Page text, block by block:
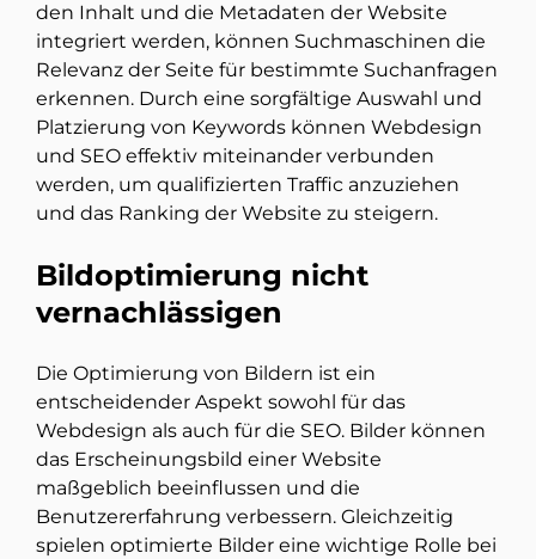
den Inhalt und die Metadaten der Website
integriert werden, können Suchmaschinen die
Relevanz der Seite für bestimmte Suchanfragen
erkennen. Durch eine sorgfältige Auswahl und
Platzierung von Keywords können Webdesign
und SEO effektiv miteinander verbunden
werden, um qualifizierten Traffic anzuziehen
und das Ranking der Website zu steigern.
Bildoptimierung nicht
vernachlässigen
Die Optimierung von Bildern ist ein
entscheidender Aspekt sowohl für das
Webdesign als auch für die SEO. Bilder können
das Erscheinungsbild einer Website
maßgeblich beeinflussen und die
Benutzererfahrung verbessern. Gleichzeitig
spielen optimierte Bilder eine wichtige Rolle bei